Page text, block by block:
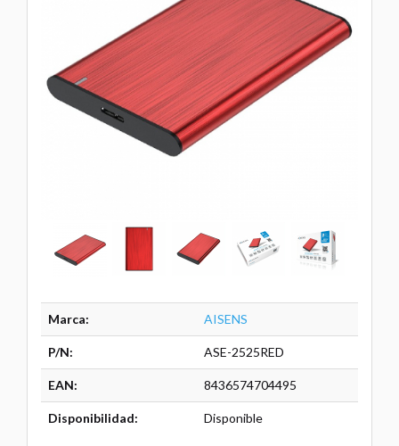
Marca: AISENS
P/N: ASE-2525RED
EAN: 8436574704495
Disponibilidad: Disponible